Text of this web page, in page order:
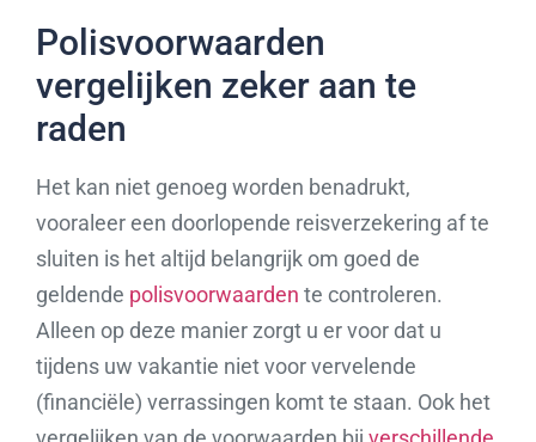
Polisvoorwaarden
vergelijken zeker aan te
raden
Het kan niet genoeg worden benadrukt,
vooraleer een doorlopende reisverzekering af te
sluiten is het altijd belangrijk om goed de
geldende polisvoorwaarden te controleren.
Alleen op deze manier zorgt u er voor dat u
tijdens uw vakantie niet voor vervelende
(financiële) verrassingen komt te staan. Ook het